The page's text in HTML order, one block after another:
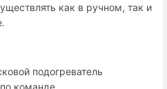
как в ручном, так и
подогреватель
команде.